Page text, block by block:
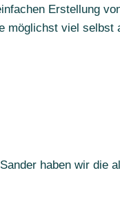
Erstellung
möglichst viel
haben wir die